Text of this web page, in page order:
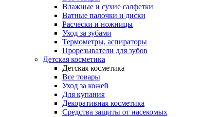
Влажные и сухие салфетки
Ватные палочки и диски
Расчески и ножницы
Уход за зубами
Термометры, аспираторы
Прорезыватели для зубов
Детская косметика
Детская косметика
Все товары
Уход за кожей
Для купания
Декоративная косметика
Средства защиты от насекомых